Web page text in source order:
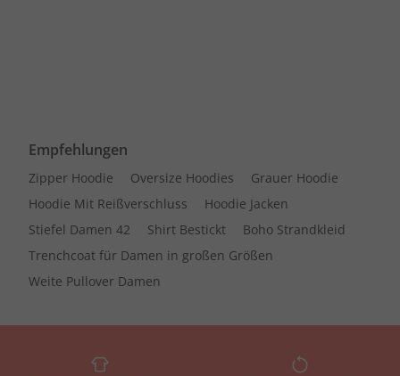
Empfehlungen
Zipper Hoodie Oversize Hoodies
Grauer Hoodie
Hoodie Mit Reißverschluss
Hoodie Jacken
Stiefel Damen 42
Shirt Bestickt
Boho Strandkleid
Trenchcoat für Damen in großen Größen
Weite Pullover Damen